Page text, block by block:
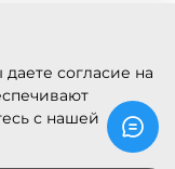
согласие на
с нашей